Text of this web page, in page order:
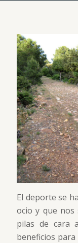
El deporte se
ocio y que nos
pilas de cara
beneficios